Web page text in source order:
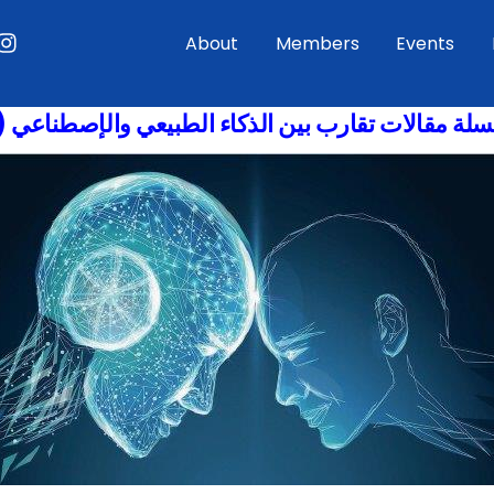
About Members Events
مقالات تقارب بين الذكاء الطبيعي والإصطناعي